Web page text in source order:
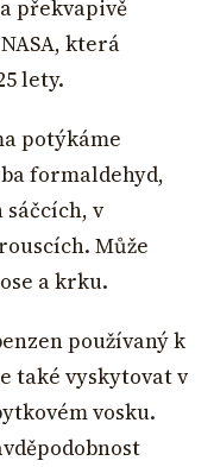
překvapivě
která
lety.
potýkáme
formaldehyd,
v
Může
a krku.
používaný k
také vyskytovat v
vosku.